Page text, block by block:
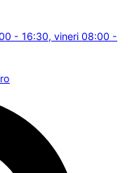
- 16:30, vineri 08:00 -